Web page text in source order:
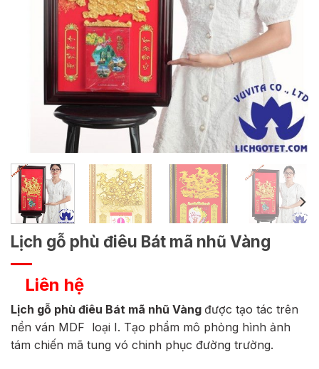
Lịch gỗ phù điêu Bát mã nhũ Vàng
Liên hệ
Lịch gỗ phù điêu Bát mã nhũ Vàng được tạo tác trên
nền ván MDF loại I. Tạo phẩm mô phỏng hình ảnh
tám chiến mã tung vó chinh phục đường trường.